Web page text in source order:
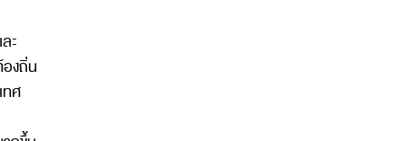
ะ
องถิ่น
ทศ